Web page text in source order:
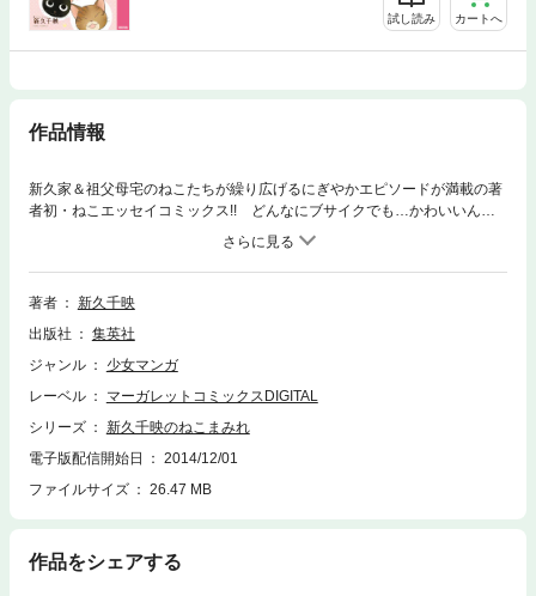
試し読み カートへ
作品情報
新久家＆祖父母宅のねこたちが繰り広げるにぎやかエピソードが満載の著
者初・ねこエッセイコミックス!! どんなにブサイクでも…かわいいんで
す!!（筆者談。） 【特別寄稿】市川ヒロシ氏『またタビ』吉川景都氏
『片桐くん家に猫がいる』 【収録作品】新久べー様／新久べー様＜4コ
マ＞／ゑびすねこ／気まま・ねこホリックほか
著者
新久千映
出版社
集英社
ジャンル
少女マンガ
レーベル
マーガレットコミックスDIGITAL
シリーズ
新久千映のねこまみれ
電子版配信開始日
2014/12/01
ファイルサイズ
26.47 MB
作品をシェアする